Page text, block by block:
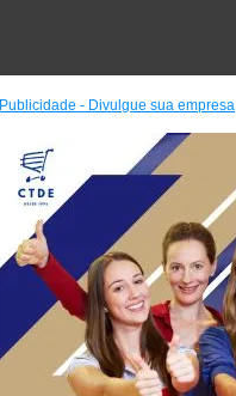
Publicidade - Divulgue sua empresa